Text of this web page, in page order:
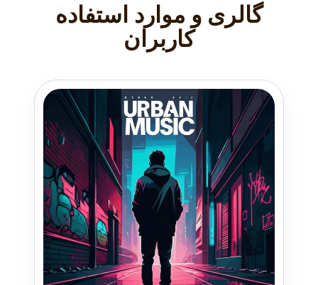
گالری و موارد استفاده
کاربران